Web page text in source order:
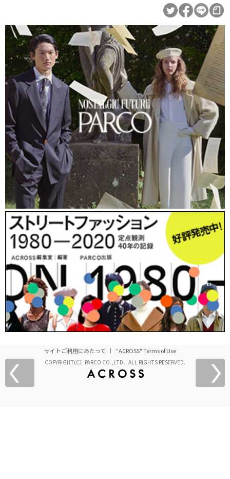
サイトご利用にあたって "ACROSS" Terms of Use
COPYRIGHT(C）PARCO CO.,LTD．ALL RIGHTS RESERVED.